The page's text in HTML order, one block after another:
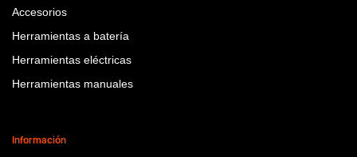
Accesorios
Herramientas a batería
Herramientas eléctricas
Herramientas manuales
Información